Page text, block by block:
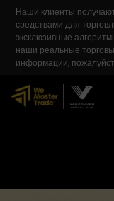
Наши клиенты
средствами для
эксклюзивные
наши реальные
информации,